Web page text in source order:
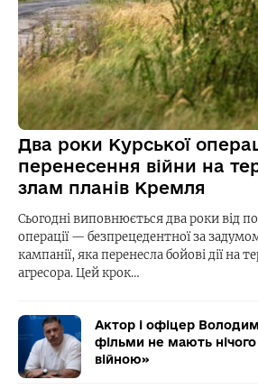
Два роки Курської
перенесення війни на
злам планів Кремля
Сьогодні виповнюється два роки від
операції — безпрецедентної за
кампанії, яка перенесла бойові дії на
агресора. Цей крок…
Актор і офіцер
фільми не мають нічого
війною»